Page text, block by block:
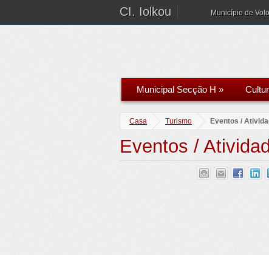
CI. Iolkou Município de
Municipal Secção H »
Casa Turismo Eventos /
Eventos /